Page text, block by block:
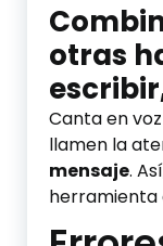
otras
Canta en
llamen la
mensaje.
herramienta